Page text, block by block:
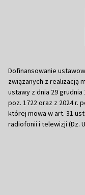
Dofinansowanie
związanych z realizacją
ustawy z dnia 29 grudnia
poz. 1722 oraz z 2024 r.
której mowa w art. 31
radiofonii i telewizji (Dz.